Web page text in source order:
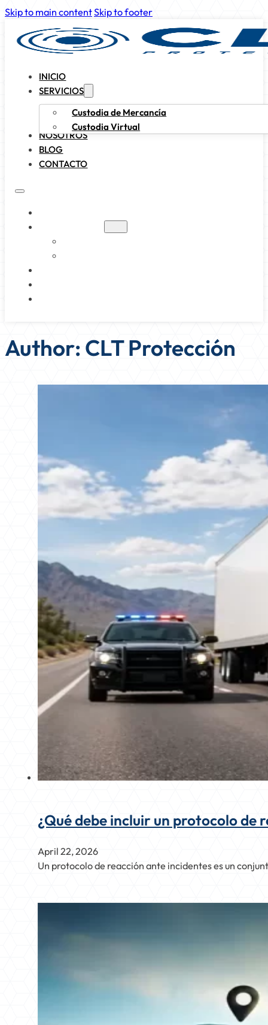
Skip to main contentSkip to footer
INICIO
SERVICIOS
Custodia de Mercancía
Custodia Virtual
NOSOTROS
BLOG
CONTACTO
Author:CLT Protección
¿Qué debe incluir un protocolo de
April 22, 2026
Un protocolo de reacción ante incidentes es un